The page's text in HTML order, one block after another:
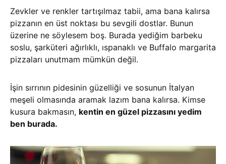
Zevkler ve renkler tartışılmaz tabii, ama bana kalırsa
pizzanın en üst noktası bu sevgili dostlar. Bunun
üzerine ne söylesem boş. Burada yediğim barbeku
soslu, şarküteri ağırlıklı, ıspanaklı ve Buffalo margarita
pizzaları unutmam mümkün değil.
İşin sırrının pidesinin güzelliği ve sosunun İtalyan
meşeli olmasında aramak lazım bana kalırsa. Kimse
kusura bakmasın, kentin en güzel pizzasını yedim
ben burada.